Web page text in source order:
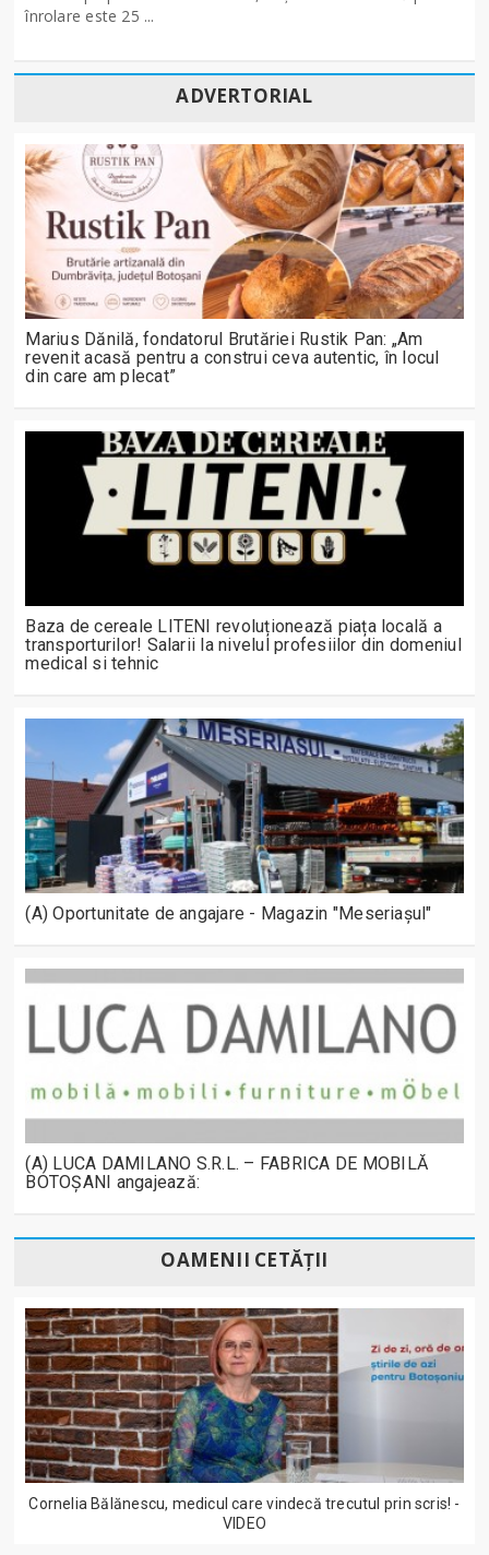
înrolare este 25 ...
ADVERTORIAL
Marius Dănilă, fondatorul Brutăriei Rustik Pan: „Am
revenit acasă pentru a construi ceva autentic, în locul
din care am plecat”
Baza de cereale LITENI revoluționează piața locală a
transporturilor! Salarii la nivelul profesiilor din domeniul
medical si tehnic
(A) Oportunitate de angajare - Magazin "Meseriașul"
(A) LUCA DAMILANO S.R.L. – FABRICA DE MOBILĂ
BOTOȘANI angajează:
OAMENII CETĂȚII
Cornelia Bălănescu, medicul care vindecă trecutul prin scris! -
VIDEO